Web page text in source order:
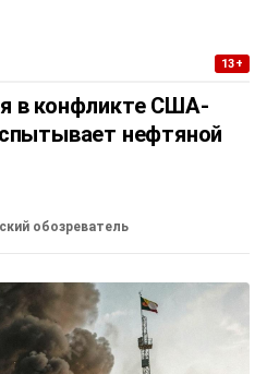
13+
в конфликте США-
нефтяной
обозреватель